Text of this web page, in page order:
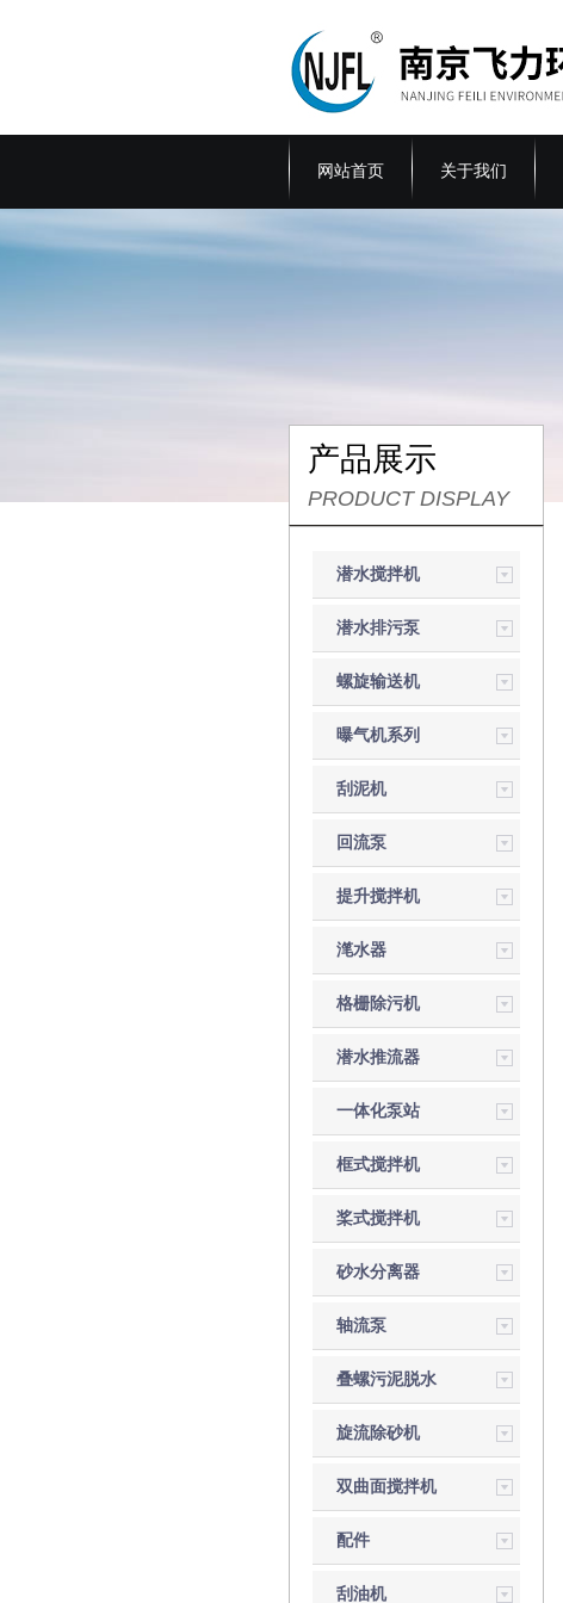
网站首页 关于我们
产品展示
PRODUCT DISPLAY
潜水搅拌机
潜水排污泵
螺旋输送机
曝气机系列
刮泥机
回流泵
提升搅拌机
滗水器
格栅除污机
潜水推流器
一体化泵站
框式搅拌机
桨式搅拌机
砂水分离器
轴流泵
叠螺污泥脱水
机
旋流除砂机
双曲面搅拌机
配件
刮油机